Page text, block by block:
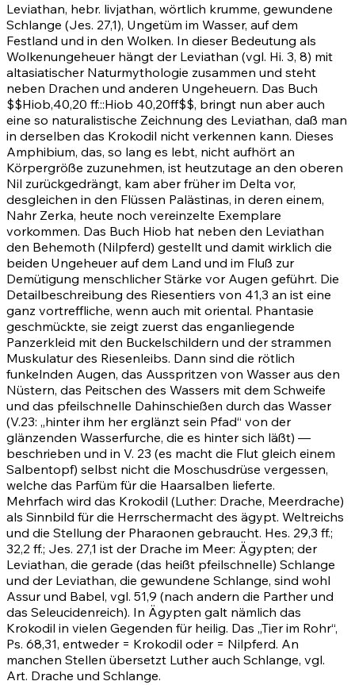
Leviathan, hebr. livjathan, wörtlich krumme, gewundene
Schlange (Jes. 27,1), Ungetüm im Wasser, auf dem
Festland und in den Wolken. In dieser Bedeutung als
Wolkenungeheuer hängt der Leviathan (vgl. Hi. 3, 8) mit
altasiatischer Naturmythologie zusammen und steht
neben Drachen und anderen Ungeheuern. Das Buch
$$Hiob,40,20 ff.::Hiob 40,20ff$$, bringt nun aber auch
eine so naturalistische Zeichnung des Leviathan, daß man
in derselben das Krokodil nicht verkennen kann. Dieses
Amphibium, das, so lang es lebt, nicht aufhört an
Körpergröße zuzunehmen, ist heutzutage an den oberen
Nil zurückgedrängt, kam aber früher im Delta vor,
desgleichen in den Flüssen Palästinas, in deren einem,
Nahr Zerka, heute noch vereinzelte Exemplare
vorkommen. Das Buch Hiob hat neben den Leviathan
den Behemoth (Nilpferd) gestellt und damit wirklich die
beiden Ungeheuer auf dem Land und im Fluß zur
Demütigung menschlicher Stärke vor Augen geführt. Die
Detailbeschreibung des Riesentiers von 41,3 an ist eine
ganz vortreffliche, wenn auch mit oriental. Phantasie
geschmückte, sie zeigt zuerst das enganliegende
Panzerkleid mit den Buckelschildern und der strammen
Muskulatur des Riesenleibs. Dann sind die rötlich
funkelnden Augen, das Ausspritzen von Wasser aus den
Nüstern, das Peitschen des Wassers mit dem Schweife
und das pfeilschnelle Dahinschießen durch das Wasser
(V.23: „hinter ihm her erglänzt sein Pfad“ von der
glänzenden Wasserfurche, die es hinter sich läßt) —
beschrieben und in V. 23 (es macht die Flut gleich einem
Salbentopf) selbst nicht die Moschusdrüse vergessen,
welche das Parfüm für die Haarsalben lieferte.
Mehrfach wird das Krokodil (Luther: Drache, Meerdrache)
als Sinnbild für die Herrschermacht des ägypt. Weltreichs
und die Stellung der Pharaonen gebraucht. Hes. 29,3 ff.;
32,2 ff.; Jes. 27,1 ist der Drache im Meer: Ägypten; der
Leviathan, die gerade (das heißt pfeilschnelle) Schlange
und der Leviathan, die gewundene Schlange, sind wohl
Assur und Babel, vgl. 51,9 (nach andern die Parther und
das Seleucidenreich). In Ägypten galt nämlich das
Krokodil in vielen Gegenden für heilig. Das „Tier im Rohr“,
Ps. 68,31, entweder = Krokodil oder = Nilpferd. An
manchen Stellen übersetzt Luther auch Schlange, vgl.
Art. Drache und Schlange.